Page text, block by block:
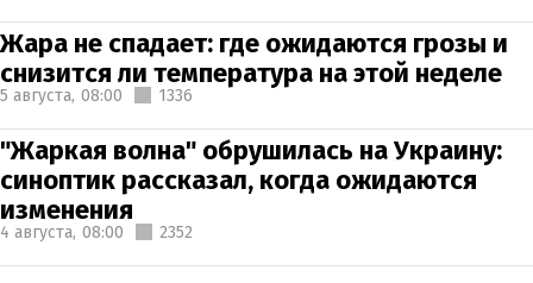
Жара не спадает: где ожидаются грозы и
снизится ли температура на этой неделе
5 августа, 08:00 1336
"Жаркая волна" обрушилась на Украину:
синоптик рассказал, когда ожидаются
изменения
4 августа, 08:00 2352